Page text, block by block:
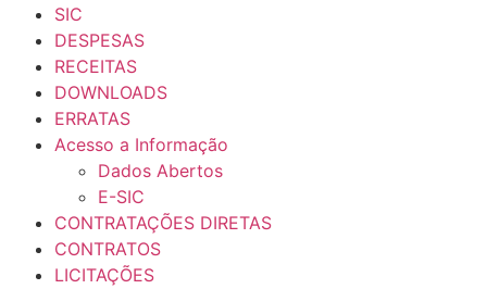
SIC
DESPESAS
RECEITAS
DOWNLOADS
ERRATAS
Acesso a Informação
Dados Abertos
E-SIC
CONTRATAÇÕES DIRETAS
CONTRATOS
LICITAÇÕES